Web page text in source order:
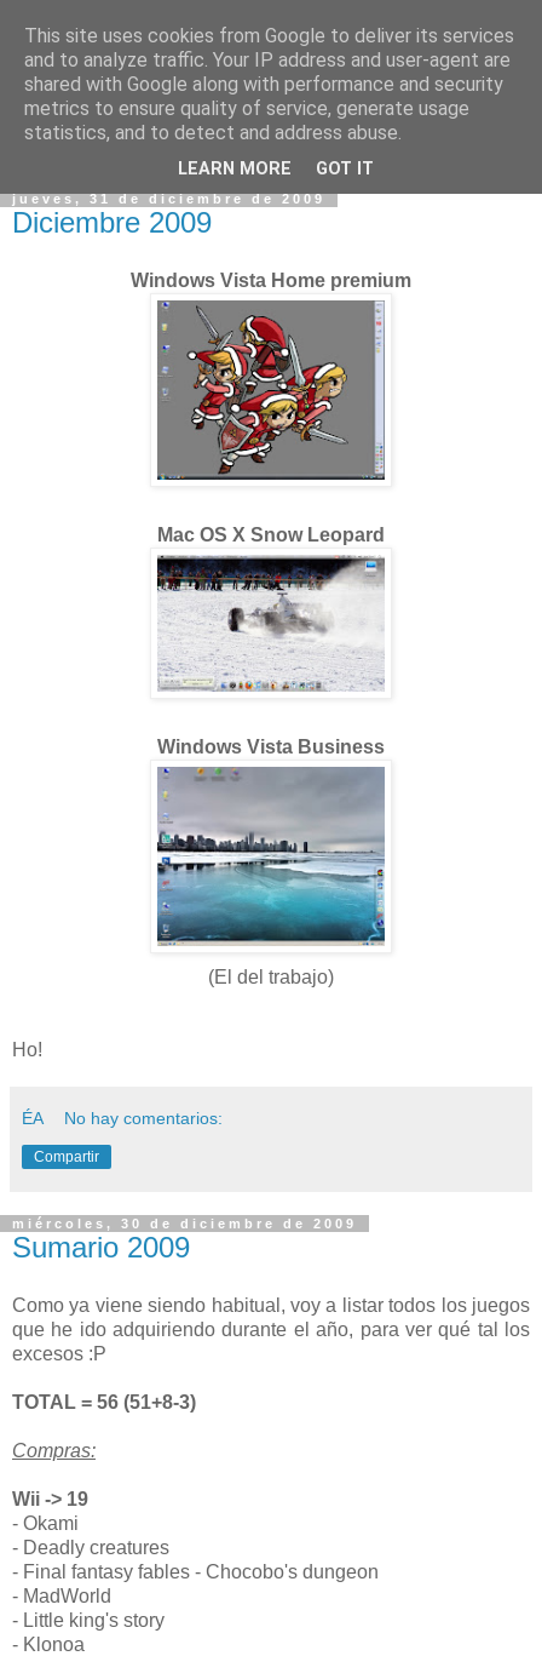
jueves, 31 de diciembre de 2009
Diciembre 2009
Windows Vista Home premium
Mac OS X Snow Leopard
Windows Vista Business
(El del trabajo)
Ho!
ÉA No hay comentarios:
Compartir
miércoles, 30 de diciembre de 2009
Sumario 2009
Como ya viene siendo habitual, voy a listar todos los juegos
que he ido adquiriendo durante el año, para ver qué tal los
excesos :P
TOTAL = 56 (51+8-3)
Compras:
Wii -> 19
- Okami
- Deadly creatures
- Final fantasy fables - Chocobo's dungeon
- MadWorld
- Little king's story
- Klonoa
This site uses cookies from Google to deliver its services
and to analyze traffic. Your IP address and user-agent are
shared with Google along with performance and security
metrics to ensure quality of service, generate usage
statistics, and to detect and address abuse.
LEARN MORE GOT IT